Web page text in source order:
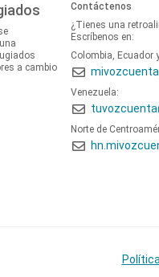
a cambio
Contáctenos
¿Tienes una
Escríbenos en:
Colombia, Ecuador
Venezuela:
Norte de